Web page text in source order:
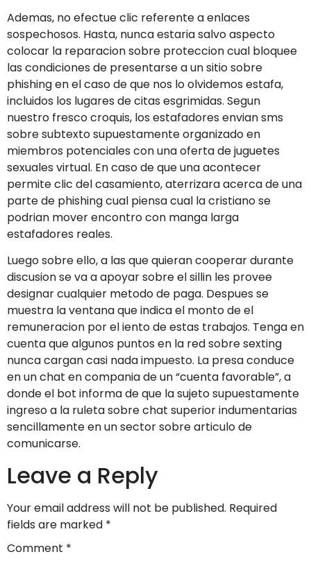
Ademas, no efectue clic referente a enlaces
sospechosos. Hasta, nunca estaria salvo aspecto
colocar la reparacion sobre proteccion cual bloquee
las condiciones de presentarse a un sitio sobre
phishing en el caso de que nos lo olvidemos estafa,
incluidos los lugares de citas esgrimidas. Segun
nuestro fresco croquis, los estafadores envian sms
sobre subtexto supuestamente organizado en
miembros potenciales con una oferta de juguetes
sexuales virtual. En caso de que una acontecer
permite clic del casamiento, aterrizara acerca de una
parte de phishing cual piensa cual la cristiano se
podri­an mover encontro con manga larga
estafadores reales.
Luego sobre ello, a las que quieran cooperar durante
discusion se va a apoyar sobre el silli­n les provee
designar cualquier metodo de paga. Despues se
muestra la ventana que indica el monto de el
remuneracion por el iento de estas trabajos. Tenga en
cuenta que algunos puntos en la red sobre sexting
nunca cargan casi nada impuesto. La presa conduce
en un chat en compania de un “cuenta favorable”, a
donde el bot informa de que la sujeto supuestamente
ingreso a la ruleta sobre chat superior indumentarias
sencillamente en un sector sobre articulo de
comunicarse.
Leave a Reply
Your email address will not be published. Required
fields are marked *
Comment *